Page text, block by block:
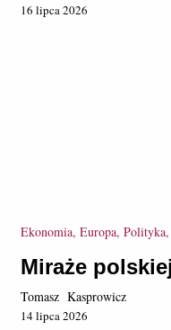
16 lipca 2026
Ekonomia, Europa, Polityka,
Miraże
Tomasz Kasprowicz
14 lipca 2026